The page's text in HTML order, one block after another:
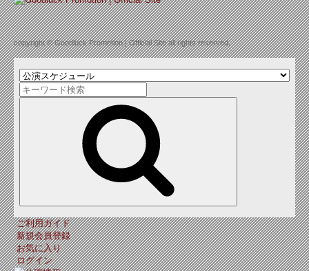
copyright © Goodluck Promotion | Official Site all rights reserved.
ご利用ガイド
新規会員登録
お気に入り
ログイン